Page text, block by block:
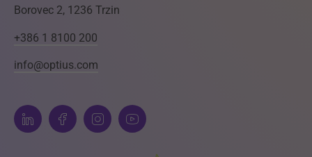
Borovec 2, 1236 Trzin
+386 1 8100 200
info@optius.com